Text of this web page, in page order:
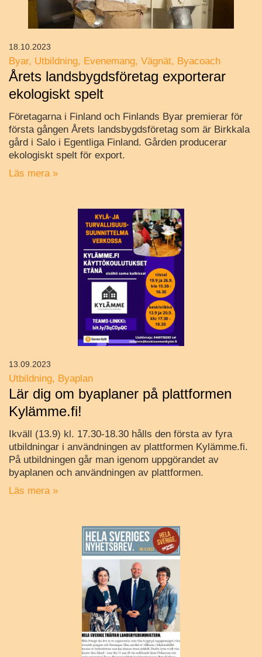
Byar Utbildning Evenemang Vägnät Byacoach
Årets landsbygdsföretag exporterar
ekologiskt spelt
Företagarna i Finland och Finlands Byar premierar för
första gången Årets landsbygdsföretag som är Birkkala
gård i Salo i Egentliga Finland. Gården producerar
ekologiskt spelt för export.
Läs mera »
18.10.2023
Utbildning Byaplan
Lär dig om byaplaner på plattformen
Kylämme.fi!
Ikväll (13.9) kl. 17.30-18.30 hålls den första av fyra
utbildningar i användningen av plattformen Kylämme.fi.
På utbildningen går man igenom uppgörandet av
byaplanen och användningen av plattformen.
Läs mera »
13.09.2023